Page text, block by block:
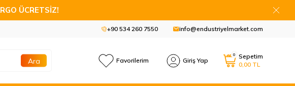
ÜCRETSİZ!
+90 534 260 7550 info@endustriyelmarket.com
Ara Favorilerim Giriş Yap
0
Sepetim
0,00 TL